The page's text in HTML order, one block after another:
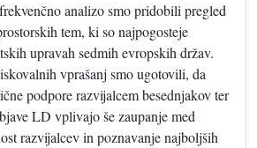
analizo smo pridobili pregled
tem, ki so najpogosteje
upravah sedmih evropskih držav.
vprašanj smo ugotovili, da
podpore razvijalcem besednjakov ter
LD vplivajo še zaupanje med
razvijalcev in poznavanje najboljših